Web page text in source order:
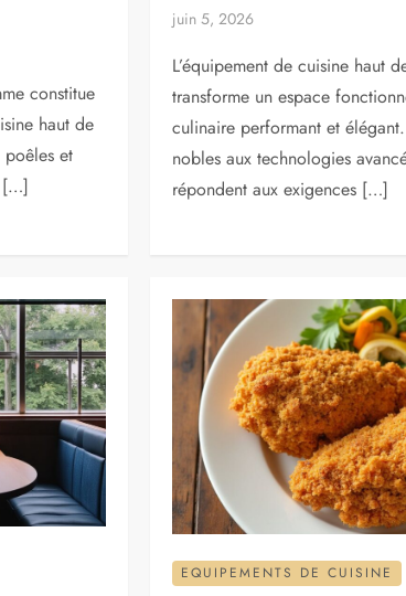
constitue
haut de
et
[…]
juin 5, 2026
L’équipement de cuisine haut
transforme un espace
culinaire performant et
nobles aux technologies
répondent aux exigences […]
EQUIPEMENTS DE CUISINE